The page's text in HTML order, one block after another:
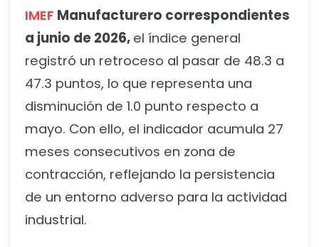
IMEF Manufacturero correspondientes
a junio de 2026, el índice general
registró un retroceso al pasar de 48.3 a
47.3 puntos, lo que representa una
disminución de 1.0 punto respecto a
mayo. Con ello, el indicador acumula 27
meses consecutivos en zona de
contracción, reflejando la persistencia
de un entorno adverso para la actividad
industrial.